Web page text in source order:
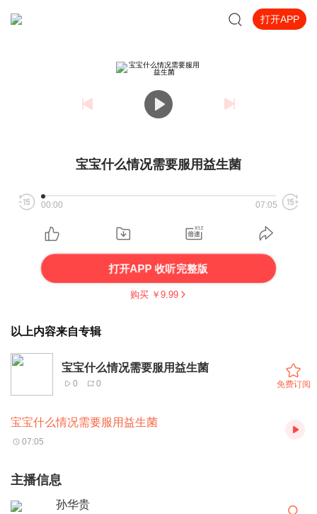
打开APP
宝宝什么情况需要服用益生菌
00:00 07:05
打开APP 收听完整版
购买 ￥ 9.99
以上内容来自专辑
宝宝什么情况需要服用益生菌
0 0 免费订阅
宝宝什么情况需要服用益生菌
07:05
主播信息
孙华贵